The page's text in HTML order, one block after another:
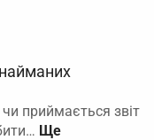
приймається звіт